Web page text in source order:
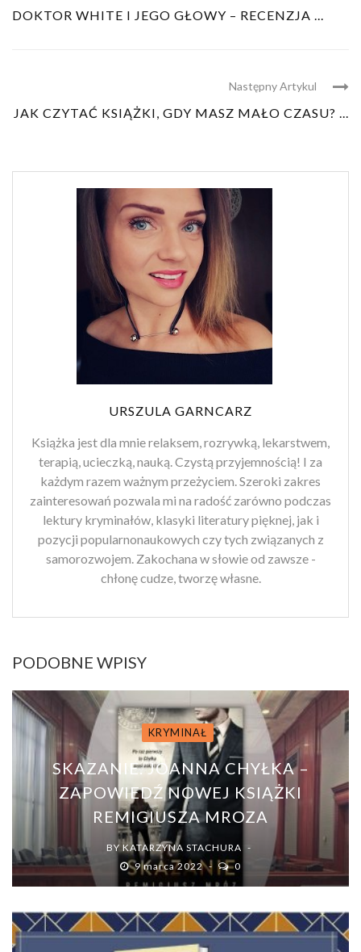
DOKTOR WHITE I JEGO GŁOWY – RECENZJA ...
Następny Artykul
JAK CZYTAĆ KSIĄŻKI, GDY MASZ MAŁO CZASU? ...
URSZULA GARNCARZ
Książka jest dla mnie relaksem, rozrywką, lekarstwem,
terapią, ucieczką, nauką. Czystą przyjemnością! I za
każdym razem ważnym przeżyciem. Szeroki zakres
zainteresowań pozwala mi na radość zarówno podczas
lektury kryminałów, klasyki literatury pięknej, jak i
pozycji popularnonaukowych czy tych związanych z
samorozwojem. Zakochana w słowie od zawsze -
chłonę cudze, tworzę własne.
PODOBNE WPISY
KRYMINAŁ
SKAZANIE. JOANNA CHYŁKA –
ZAPOWIEDŹ NOWEJ KSIĄŻKI
REMIGIUSZA MROZA
BY KATARZYNA STACHURA
9 marca 2022
0